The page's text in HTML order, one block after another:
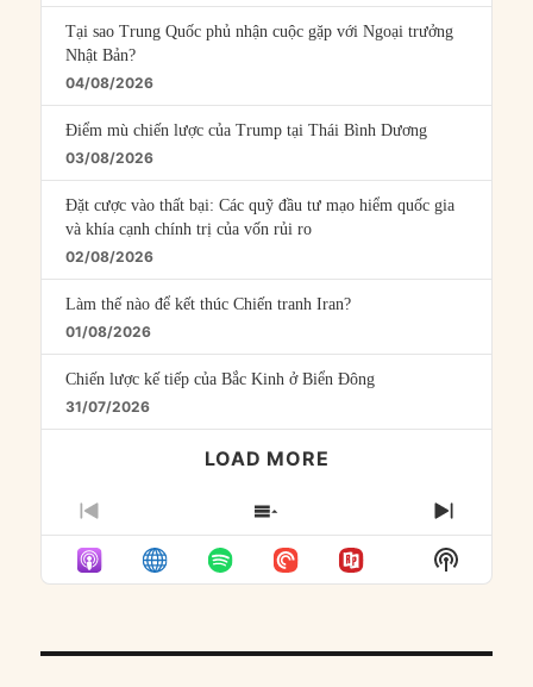
Tại sao Trung Quốc phủ nhận cuộc gặp với Ngoại trưởng
Nhật Bản?
04/08/2026
Điểm mù chiến lược của Trump tại Thái Bình Dương
03/08/2026
Đặt cược vào thất bại: Các quỹ đầu tư mạo hiểm quốc gia
và khía cạnh chính trị của vốn rủi ro
02/08/2026
Làm thế nào để kết thúc Chiến tranh Iran?
01/08/2026
Chiến lược kế tiếp của Bắc Kinh ở Biển Đông
31/07/2026
LOAD MORE
PREVIOUS
EPISODE
SHOW
EPISODES
LIST
NEXT
Show
Podcast